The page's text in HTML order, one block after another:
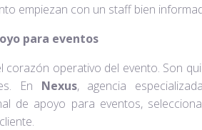
empiezan con un staff bien
para eventos
corazón operativo del evento. Son
En Nexus, agencia
de apoyo para eventos,